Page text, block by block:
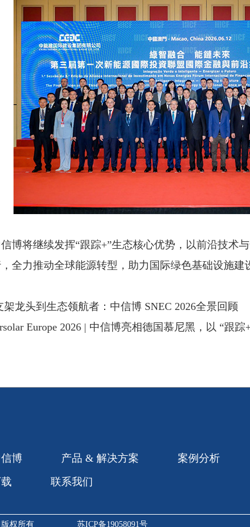
博将继续发挥“跟踪+”生态核心优势，以前沿技术
全力推动全球能源转型，助力国际绿色基础设施建
架龙头到生态领航者：中信博 SNEC 2026全景回顾
Europe 2026 | 中信博亮相德国慕尼黑，以 “跟
博 产品 & 解决方案 案例分析
联系我们
权所有 苏ICP备19058091号